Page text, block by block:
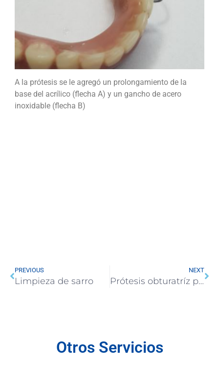
A la prótesis se le agregó un prolongamiento de la
base del acrílico (flecha A) y un gancho de acero
inoxidable (flecha B)
PREVIOUS
Limpieza de sarro
NEXT
Prótesis obturatríz perforación del paladar por cocaína
Otros Servicios